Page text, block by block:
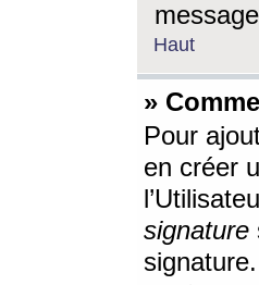
Haut
»
Pour
en créer
signature